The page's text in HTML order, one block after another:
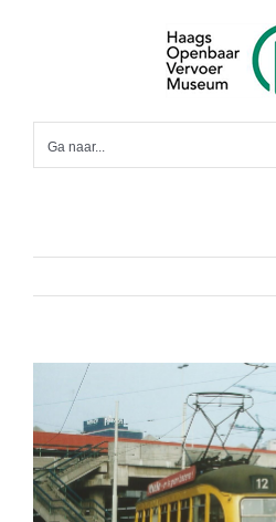
Ga naar...
grotere
afbeelding